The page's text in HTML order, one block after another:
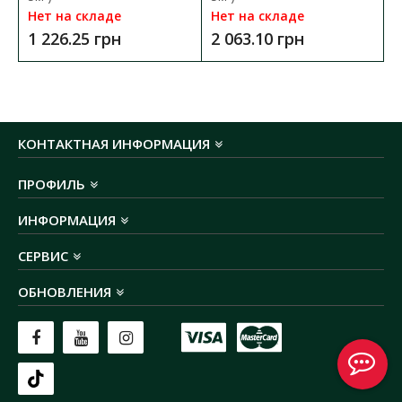
степень защиты:
размер (ДхШхВ):
110х78х35 мм
гарантия:2 года
Нет на складе
1 226.25 грн
Нет на складе
2 063.10 грн
КОНТАКТНАЯ ИНФОРМАЦИЯ
ПРОФИЛЬ
ИНФОРМАЦИЯ
СЕРВИС
ОБНОВЛЕНИЯ